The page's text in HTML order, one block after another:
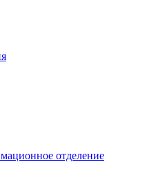
отделение